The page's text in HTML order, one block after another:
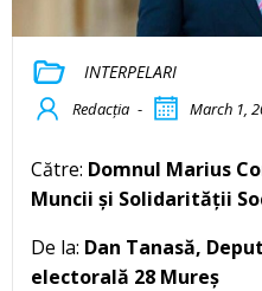
INTERPELARI
Redacția - March 1,
Către: Domnul Marius
Muncii și Solidarității
De la: Dan Tanasă,
electorală 28 Mureș